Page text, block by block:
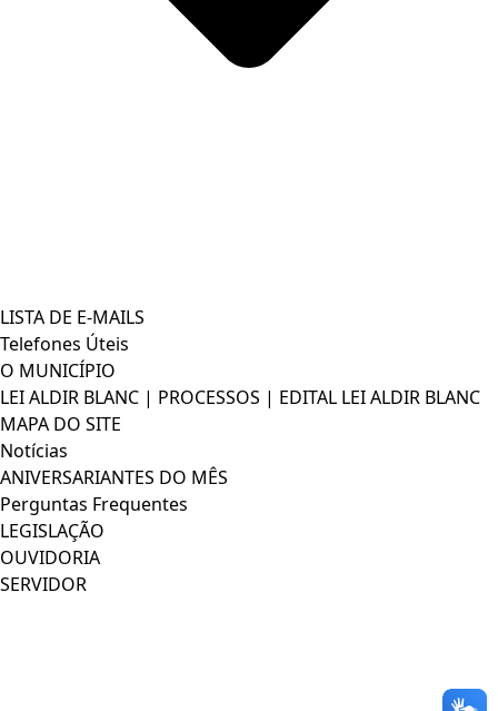
LISTA DE E-MAILS
Telefones Úteis
O MUNICÍPIO
LEI ALDIR BLANC | PROCESSOS | EDITAL LEI ALDIR BLANC
MAPA DO SITE
Notícias
ANIVERSARIANTES DO MÊS
Perguntas Frequentes
LEGISLAÇÃO
OUVIDORIA
SERVIDOR